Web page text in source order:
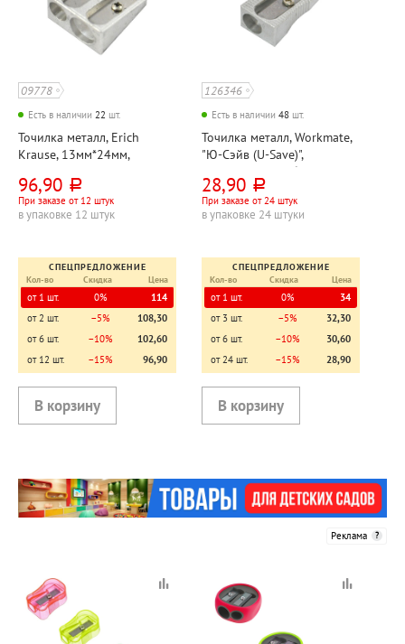
09778
Есть в наличии 22 шт.
Точилка металл, Erich
Krause, 13мм*24мм,
96,90 руб.
При заказе от 12 штук
в упаковке 12 штук
СПЕЦПРЕДЛОЖЕНИЕ
Кол-во
Скидка Цена
от 1 шт. 0%
114
от 2 шт.
−5%
108,30
от 6 шт.
−10%
102,60
от 12 шт.
−15% 96,90
126346
Есть в наличии 48 шт.
Точилка металл, Workmate,
"Ю-Сэйв (U-Save)",
29мм*9мм, серебристая,
одно отверстие
28,90 руб.
При заказе от 24 штук
в упаковке 24 штуки
СПЕЦПРЕДЛОЖЕНИЕ
Кол-во
Скидка Цена
от 1 шт. 0%
34
от 3 шт.
−5%
32,30
от 6 шт.
−10%
30,60
от 24 шт.
−15% 28,90
Реклама